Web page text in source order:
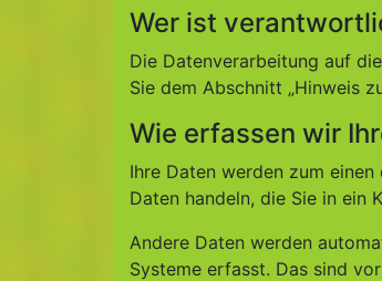
Wer ist
Die Datenverarbeitung auf
Sie dem Abschnitt „Hinweis
Wie erfassen wir
Ihre Daten werden zum
Daten handeln, die Sie in ein
Andere Daten werden
Systeme erfasst. Das sind